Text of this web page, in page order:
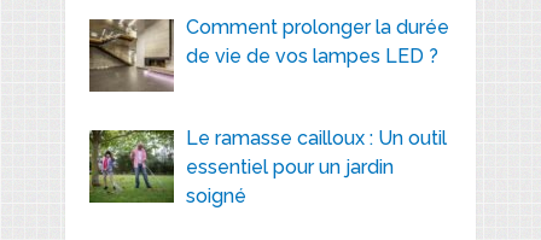
Comment prolonger la durée
de vie de vos lampes LED ?
Le ramasse cailloux : Un outil
essentiel pour un jardin
soigné